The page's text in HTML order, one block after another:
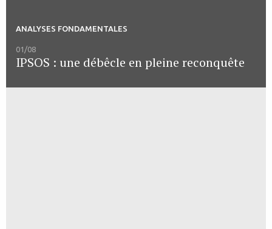
ANALYSES FONDAMENTALES
01/08
IPSOS : une débêcle en pleine reconquête